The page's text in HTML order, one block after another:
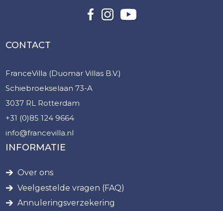
CONTACT
FranceVilla (Duomar Villas B.V.)
Schiebroekselaan 73-A
3037 RL Rotterdam
+31 (0)85 124 9664
info@francevilla.nl
INFORMATIE
Over ons
Veelgestelde vragen (FAQ)
Annuleringsverzekering